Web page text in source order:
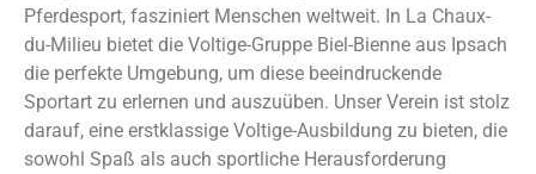
Pferdesport, fasziniert Menschen weltweit. In La Chaux-
du-Milieu bietet die Voltige-Gruppe Biel-Bienne aus Ipsach
die perfekte Umgebung, um diese beeindruckende
Sportart zu erlernen und auszuüben. Unser Verein ist stolz
darauf, eine erstklassige Voltige-Ausbildung zu bieten, die
sowohl Spaß als auch sportliche Herausforderung